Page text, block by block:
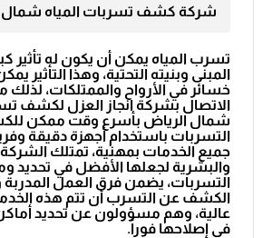
شركة كشف تسربات المياه شمال
تسرب المياه يمكن أن يكون له تأثير
المبنى وبنيته التحتية، وهذا التأثير
خسائر في الأرواح والممتلكات،
الاتصال بشركة انجاز العزل لكشف
شمال الرياض بأسرع وقت ممكن
التسربات باستخدام أجهزة دقيقة
جميع الخدمات بمهنية، تمتلك الشركة
والبشرية لجعلها الأفضل في تحديد
التسربات، يضمن فرق العمل
الكشف عن التسرب أن تتم هذه
عالية، وهم مسؤولون عن تحديد
في إصلاحها فوراً.